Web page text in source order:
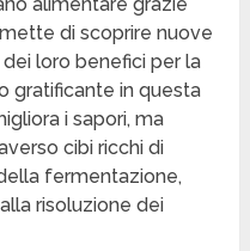
di scoprire nuove
loro benefici per la
gratificante in questa
i sapori, ma
cibi ricchi di
fermentazione,
risoluzione dei